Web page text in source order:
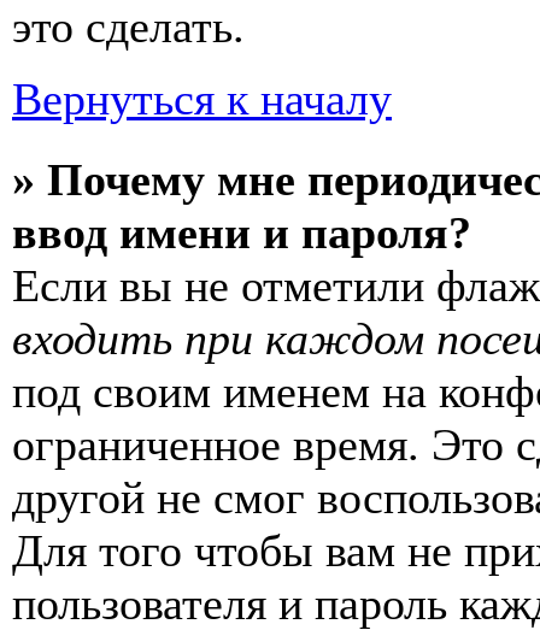
это сделать.
Вернуться к началу
» Почему мне
ввод имени и пароля?
Если вы не отметили
входить при каждом
под своим именем на
ограниченное время. Это
другой не смог
Для того чтобы вам не
пользователя и пароль